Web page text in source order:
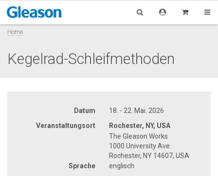
Home
Kegelrad-Schleifmethoden
Datum
18. - 22. Mai. 2026
Veranstaltungsort
Rochester, NY, USA
The Gleason Works
1000 University Ave.
Rochester, NY 14607, USA
Sprache
englisch